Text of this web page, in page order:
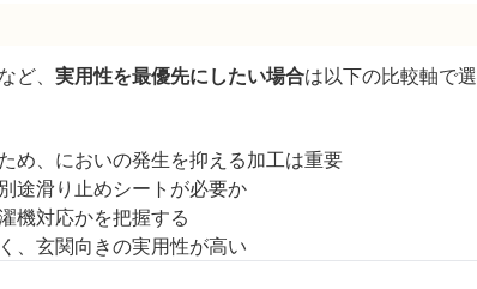
、 実用性を最優先にしたい場合は以下の比較軸で選
め、においの発生を抑える加工は重要
途滑り止めシートが必要か
機対応かを把握する
、玄関向きの実用性が高い